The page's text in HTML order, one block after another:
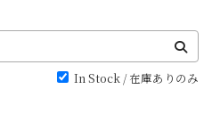
In Stock / 在庫ありのみ